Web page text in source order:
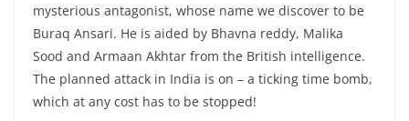
mysterious antagonist, whose name we discover to be
Buraq Ansari. He is aided by Bhavna reddy, Malika
Sood and Armaan Akhtar from the British intelligence.
The planned attack in India is on – a ticking time bomb,
which at any cost has to be stopped!